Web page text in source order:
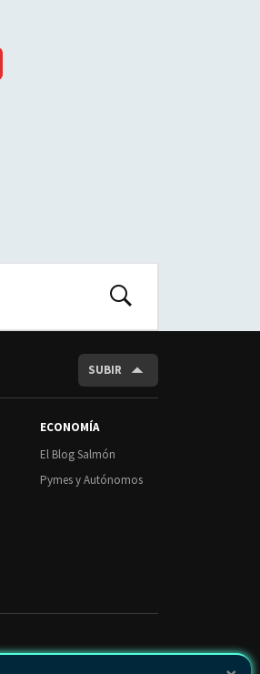
BUSCAR
SUBIR
ECONOMÍA
El Blog Salmón
Pymes y Autónomos